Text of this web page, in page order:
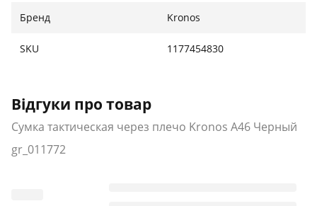
Сумка.
Бренд Kronos
SKU 1177454830
Відгуки про товар
Сумка тактическая через плечо Kronos A46 Черный
gr_011772